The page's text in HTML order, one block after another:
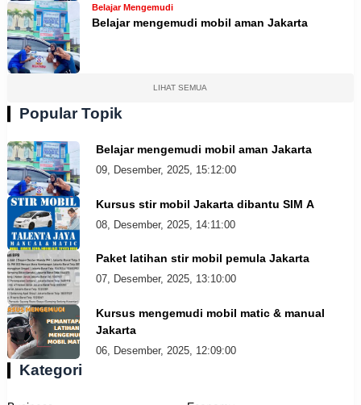
Belajar Mengemudi
Belajar mengemudi mobil aman Jakarta
LIHAT SEMUA
Popular Topik
Belajar mengemudi mobil aman Jakarta
09, Desember, 2025, 15:12:00
Kursus stir mobil Jakarta dibantu SIM A
08, Desember, 2025, 14:11:00
Paket latihan stir mobil pemula Jakarta
07, Desember, 2025, 13:10:00
Kursus mengemudi mobil matic & manual
Jakarta
06, Desember, 2025, 12:09:00
Kategori